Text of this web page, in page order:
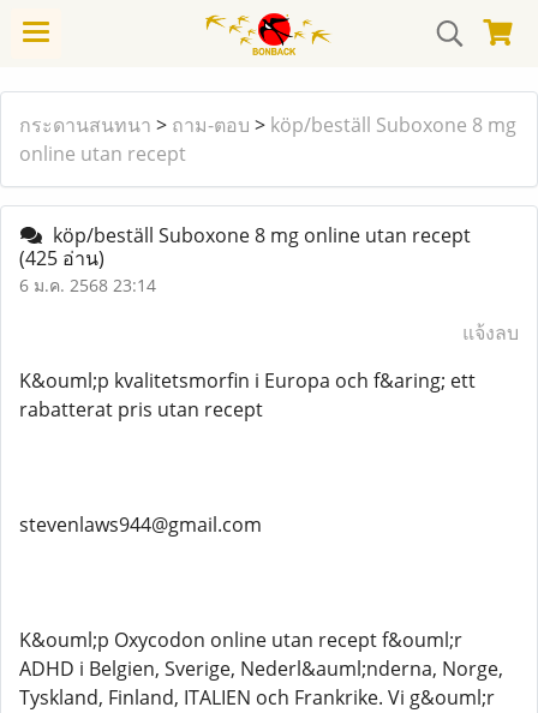
กระดานสนทนา > ถาม-ตอบ > köp/beställ Suboxone 8 mg
online utan recept
köp/beställ Suboxone 8 mg online utan recept
(425 อ่าน)
6 ม.ค. 2568 23:14
แจ้งลบ
K&ouml;p kvalitetsmorfin i Europa och f&aring; ett
rabatterat pris utan recept
stevenlaws944@gmail.com
K&ouml;p Oxycodon online utan recept f&ouml;r
ADHD i Belgien, Sverige, Nederl&auml;nderna, Norge,
Tyskland, Finland, ITALIEN och Frankrike. Vi g&ouml;r